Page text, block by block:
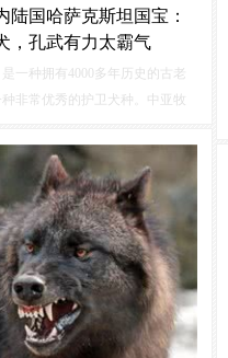
陆国哈萨克斯坦国宝：
，孔武有力太霸气
一种拥有4000多年历史的古老
非常优秀的护卫犬种。中亚牧
几千年来一直被用作羊群的守卫
犬是一种极其出色的牧羊犬，身
静，自信。